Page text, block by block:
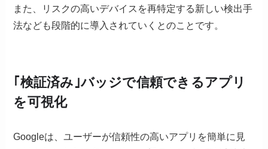
また、リスクの高いデバイスを再特定する新しい検出手
法なども段階的に導入されていくとのことです。
｢検証済み｣バッジで信頼できるアプリ
を可視化
Googleは、ユーザーが信頼性の高いアプリを簡単に見